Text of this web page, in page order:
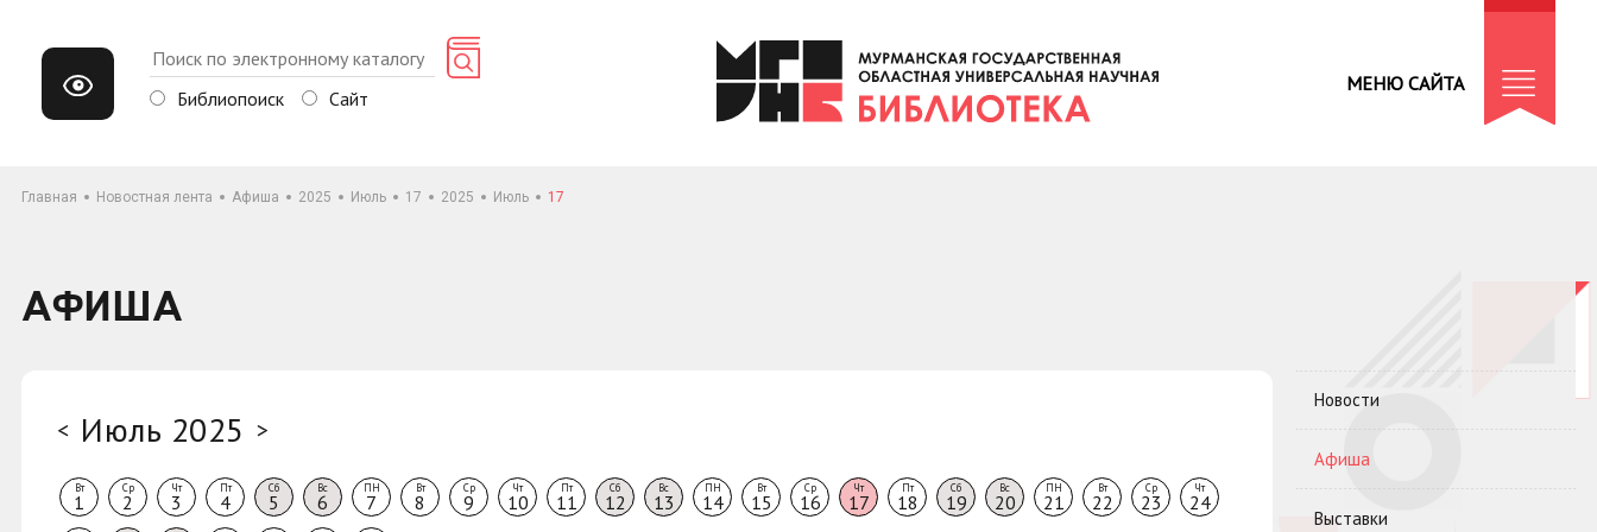
Библиопоиск Сайт
МЕНЮ САЙТА
Главная Новостная лента Афиша 2025 Июль 17 2025 Июль 17
АФИША
< Июль 2025 >
Вт
1
Ср
2
Чт
3
Пт
4
Сб
5
Вс
6
ПН
7
Вт
8
Ср
9
Чт
10
Пт
11
Сб
12
Вс
13
ПН
14
Вт
15
Ср
16
Чт
17
Пт
18
Сб
19
Вс
20
ПН
21
Вт
22
Ср
23
Чт
24
Новости
Афиша
Выставки